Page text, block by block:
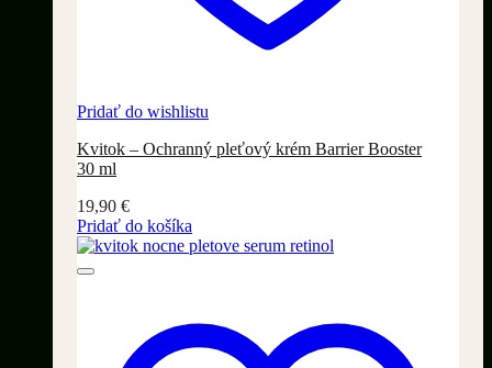
Pridať do wishlistu
Kvitok – Ochranný pleťový krém Barrier Booster
30 ml
19,90 €
Pridať do košíka